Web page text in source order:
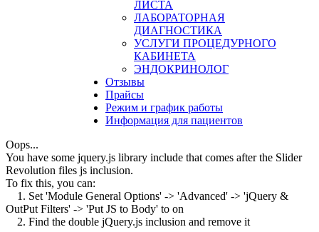
ЛИСТА
ЛАБОРАТОРНАЯ
ДИАГНОСТИКА
УСЛУГИ ПРОЦЕДУРНОГО
КАБИНЕТА
ЭНДОКРИНОЛОГ
Отзывы
Прайсы
Режим и график работы
Информация для пациентов
Oops...
You have some jquery.js library include that comes after the Slider
Revolution files js inclusion.
To fix this, you can:
1. Set 'Module General Options' -> 'Advanced' -> 'jQuery &
OutPut Filters' -> 'Put JS to Body' to on
2. Find the double jQuery.js inclusion and remove it